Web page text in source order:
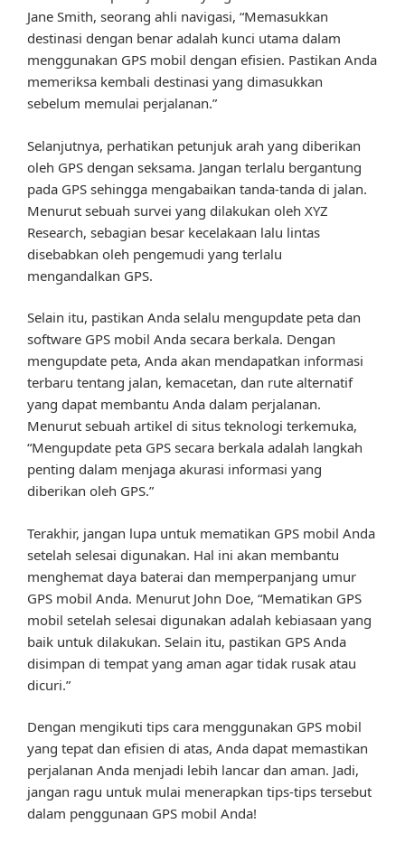
Jane Smith, seorang ahli navigasi, “Memasukkan
destinasi dengan benar adalah kunci utama dalam
menggunakan GPS mobil dengan efisien. Pastikan Anda
memeriksa kembali destinasi yang dimasukkan
sebelum memulai perjalanan.”
Selanjutnya, perhatikan petunjuk arah yang diberikan
oleh GPS dengan seksama. Jangan terlalu bergantung
pada GPS sehingga mengabaikan tanda-tanda di jalan.
Menurut sebuah survei yang dilakukan oleh XYZ
Research, sebagian besar kecelakaan lalu lintas
disebabkan oleh pengemudi yang terlalu
mengandalkan GPS.
Selain itu, pastikan Anda selalu mengupdate peta dan
software GPS mobil Anda secara berkala. Dengan
mengupdate peta, Anda akan mendapatkan informasi
terbaru tentang jalan, kemacetan, dan rute alternatif
yang dapat membantu Anda dalam perjalanan.
Menurut sebuah artikel di situs teknologi terkemuka,
“Mengupdate peta GPS secara berkala adalah langkah
penting dalam menjaga akurasi informasi yang
diberikan oleh GPS.”
Terakhir, jangan lupa untuk mematikan GPS mobil Anda
setelah selesai digunakan. Hal ini akan membantu
menghemat daya baterai dan memperpanjang umur
GPS mobil Anda. Menurut John Doe, “Mematikan GPS
mobil setelah selesai digunakan adalah kebiasaan yang
baik untuk dilakukan. Selain itu, pastikan GPS Anda
disimpan di tempat yang aman agar tidak rusak atau
dicuri.”
Dengan mengikuti tips cara menggunakan GPS mobil
yang tepat dan efisien di atas, Anda dapat memastikan
perjalanan Anda menjadi lebih lancar dan aman. Jadi,
jangan ragu untuk mulai menerapkan tips-tips tersebut
dalam penggunaan GPS mobil Anda!